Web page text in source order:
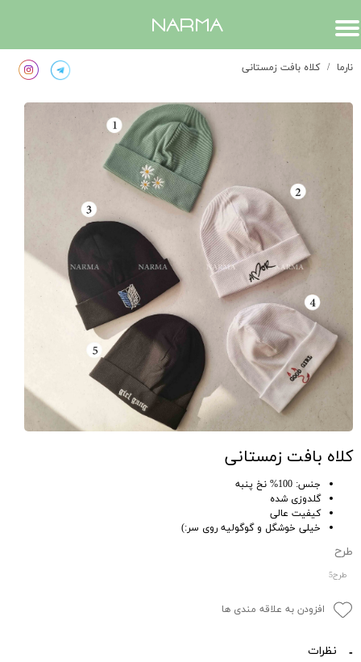
​narma
نارما کلاه بافت زمستانی
کلاه بافت زمستانی
جنس: 100% نخ پنبه
گلدوزی شده
کیفیت عالی
خیلی خوشگل و گوگولیه روی سر:)
طرح
طرح5
افزودن به علاقه مندی ها
نظرات